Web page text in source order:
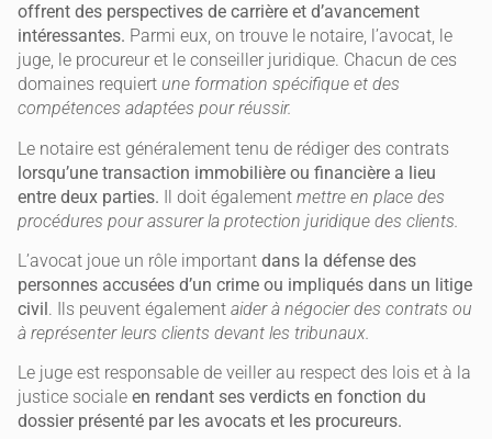
offrent des perspectives de carrière et d’avancement
intéressantes. Parmi eux, on trouve le notaire, l’avocat, le
juge, le procureur et le conseiller juridique. Chacun de ces
domaines requiert une formation spécifique et des
compétences adaptées pour réussir.
Le notaire est généralement tenu de rédiger des contrats
lorsqu’une transaction immobilière ou financière a lieu
entre deux parties. Il doit également mettre en place des
procédures pour assurer la protection juridique des clients.
L’avocat joue un rôle important dans la défense des
personnes accusées d’un crime ou impliqués dans un litige
civil. Ils peuvent également aider à négocier des contrats ou
à représenter leurs clients devant les tribunaux.
Le juge est responsable de veiller au respect des lois et à la
justice sociale en rendant ses verdicts en fonction du
dossier présenté par les avocats et les procureurs.